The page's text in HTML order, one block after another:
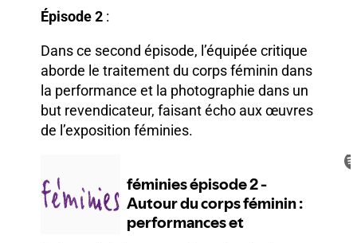
Épisode 2 :
Dans ce second épisode, l’équipée critique
aborde le traitement du corps féminin dans
la performance et la photographie dans un
but revendicateur, faisant écho aux œuvres
de l’exposition féminies.